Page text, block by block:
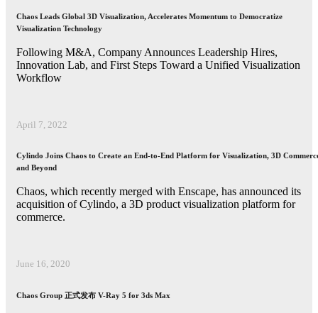
Chaos Leads Global 3D Visualization, Accelerates Momentum to Democratize
Visualization Technology
Following M&A, Company Announces Leadership Hires,
Innovation Lab, and First Steps Toward a Unified Visualization
Workflow
April 7, 2022
Cylindo Joins Chaos to Create an End-to-End Platform for Visualization, 3D
and Beyond
Chaos, which recently merged with Enscape, has announced its
acquisition of Cylindo, a 3D product visualization platform for
commerce.
June 16, 2020
Chaos Group 正式发布 V-Ray 5 for 3ds Max